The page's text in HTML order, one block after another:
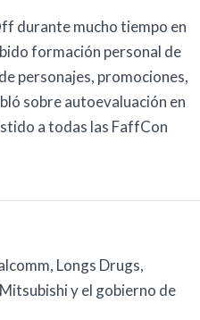
durante mucho tiempo en
formación personal de
personajes, promociones,
sobre autoevaluación en
a todas las FaffCon
Longs Drugs,
y el gobierno de